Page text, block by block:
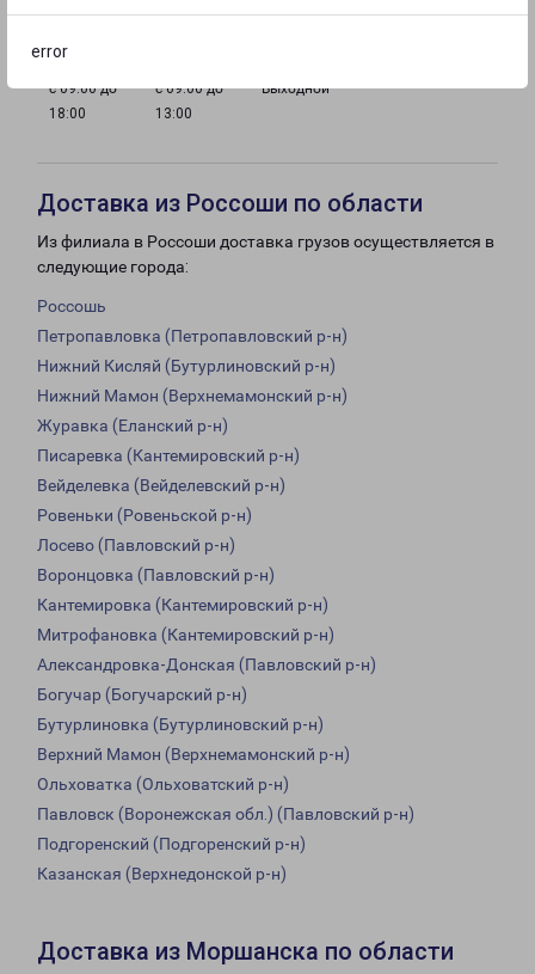
error
с 09:00 до
18:00
с 09:00 до
13:00
Выходной
Доставка из Россоши по области
Из филиала в Россоши доставка грузов осуществляется в
следующие города:
Россошь
Петропавловка (Петропавловский р-н)
Нижний Кисляй (Бутурлиновский р-н)
Нижний Мамон (Верхнемамонский р-н)
Журавка (Еланский р-н)
Писаревка (Кантемировский р-н)
Вейделевка (Вейделевский р-н)
Ровеньки (Ровеньской р-н)
Лосево (Павловский р-н)
Воронцовка (Павловский р-н)
Кантемировка (Кантемировский р-н)
Митрофановка (Кантемировский р-н)
Александровка-Донская (Павловский р-н)
Богучар (Богучарский р-н)
Бутурлиновка (Бутурлиновский р-н)
Верхний Мамон (Верхнемамонский р-н)
Ольховатка (Ольховатский р-н)
Павловск (Воронежская обл.) (Павловский р-н)
Подгоренский (Подгоренский р-н)
Казанская (Верхнедонской р-н)
Доставка из Моршанска по области